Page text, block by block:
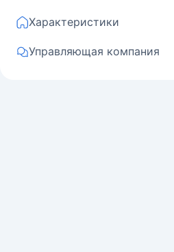
Характеристики
Управляющая компания